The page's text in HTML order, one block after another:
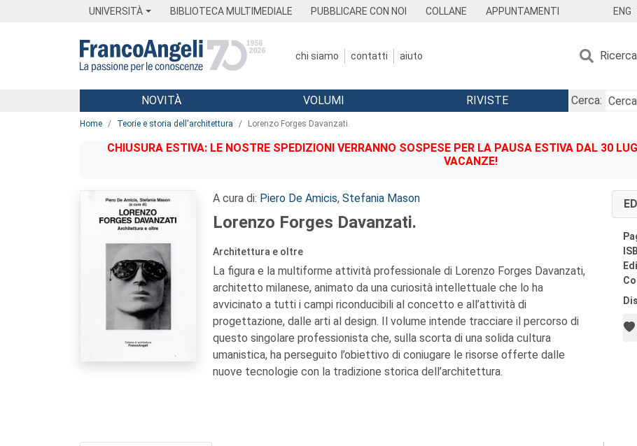
UNIVERSITÀ BIBLIOTECA MULTIMEDIALE PUBBLICARE CON NOI COLLANE APPUNTAMENTI ENG
chi siamo contatti aiuto
Menu
NOVITÀ VOLUMI RIVISTE
Cerca:
Home Teorie e storia dell'architettura Lorenzo Forges Davanzati.
CHIUSURA ESTIVA: LE NOSTRE SPEDIZIONI VERRANNO SOSPESE PER LA PAUSA ESTIVA DAL 30
VACANZE!
A cura di: Piero De Amicis, Stefania Mason
Lorenzo Forges Davanzati.
Architettura e oltre
La figura e la multiforme attività professionale di Lorenzo Forges Davanzati,
architetto milanese, animato da una curiosità intellettuale che lo ha
avvicinato a tutti i campi riconducibili al concetto e all’attività di
progettazione, dalle arti al design. Il volume intende tracciare il percorso di
questo singolare professionista che, sulla scorta di una solida cultura
umanistica, ha perseguito l’obiettivo di coniugare le risorse offerte dalle
nuove tecnologie con la tradizione storica dell’architettura.